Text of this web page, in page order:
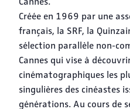
Créée en 1969 par une
français, la SRF, la
sélection parallèle non-
Cannes qui vise à
cinématographiques les
singulières des cinéastes
générations. Au cours de